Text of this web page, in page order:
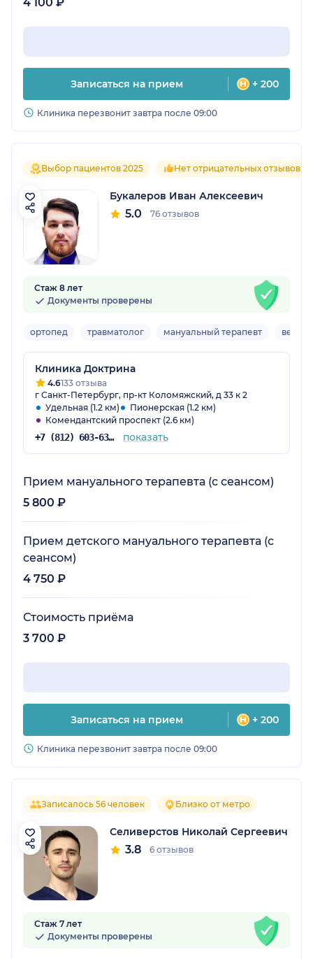
Записаться на прием + 200
Клиника перезвонит завтра после 09:00
Выбор пациентов 2025 Нет отрицательных отзывов
Букалеров Иван Алексеевич
5.0 76 отзывов
Стаж 8 лет
Документы проверены
ортопед травматолог мануальный терапевт
Клиника Доктрина
4.6133 отзыва
г Санкт-Петербург, пр-кт Коломяжский, д 33 к 2
Удельная (1.2 км)
Пионерская (1.2 км)
Комендантский проспект (2.6 км)
+7 (812) 603-63-48 показать
Прием мануального терапевта (с сеансом)
5 800 ₽
Прием детского мануального терапевта (с
сеансом)
4 750 ₽
Стоимость приёма
3 700 ₽
Записаться на прием + 200
Клиника перезвонит завтра после 09:00
Записалось 56 человек Близко от метро
Селиверстов Николай Сергеевич
3.8 6 отзывов
Стаж 7 лет
Документы проверены